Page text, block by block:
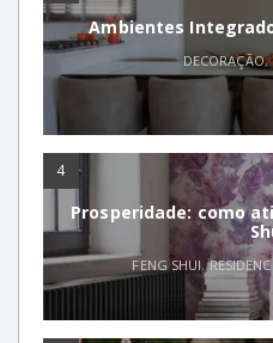
Ambientes
DECORAÇÃO,
4
Prosperidade: como
FENG SHUI,